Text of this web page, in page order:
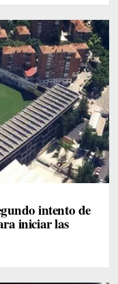
intento de
iniciar las